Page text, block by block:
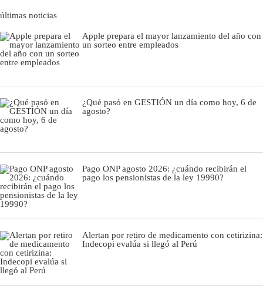
últimas noticias
Apple prepara el mayor lanzamiento del año con
un sorteo entre empleados
¿Qué pasó en GESTIÓN un día como hoy, 6 de
agosto?
Pago ONP agosto 2026: ¿cuándo recibirán el
pago los pensionistas de la ley 19990?
Alertan por retiro de medicamento con cetirizina:
Indecopi evalúa si llegó al Perú